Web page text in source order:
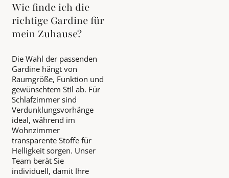
Wie finde ich die
richtige Gardine für
mein Zuhause?
Die Wahl der passenden
Gardine hängt von
Raumgröße, Funktion und
gewünschtem Stil ab. Für
Schlafzimmer sind
Verdunklungsvorhänge
ideal, während im
Wohnzimmer
transparente Stoffe für
Helligkeit sorgen. Unser
Team berät Sie
individuell, damit Ihre